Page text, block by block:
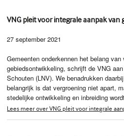
VNG pleit voor integrale aanpak van
27 september 2021
Gemeenten onderkennen het belang van
gebiedsontwikkeling, schrijft de VNG
Schouten (LNV). We benadrukken
belangrijk is dat vergroening niet apart,
stedelijke ontwikkeling en inbreiding
Lees meer over VNG pleit voor integrale